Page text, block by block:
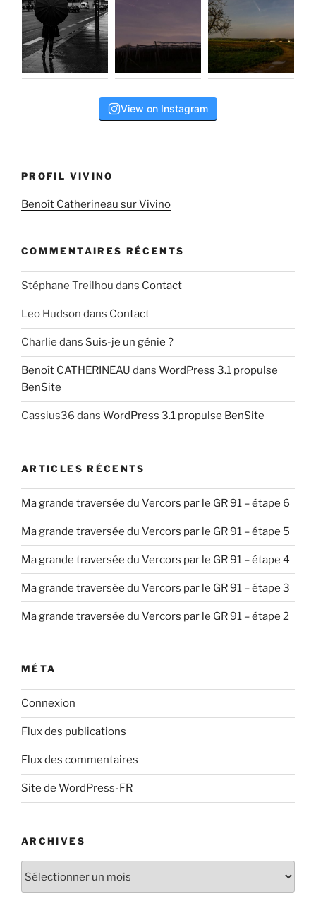
View on Instagram
PROFIL VIVINO
Benoît Catherineau sur Vivino
COMMENTAIRES RÉCENTS
Stéphane Treilhou dans Contact
Leo Hudson dans Contact
Charlie dans Suis-je un génie ?
Benoît CATHERINEAU dans WordPress 3.1 propulse
BenSite
Cassius36 dans WordPress 3.1 propulse BenSite
ARTICLES RÉCENTS
Ma grande traversée du Vercors par le GR 91 – étape 6
Ma grande traversée du Vercors par le GR 91 – étape 5
Ma grande traversée du Vercors par le GR 91 – étape 4
Ma grande traversée du Vercors par le GR 91 – étape 3
Ma grande traversée du Vercors par le GR 91 – étape 2
MÉTA
Connexion
Flux des publications
Flux des commentaires
Site de WordPress-FR
ARCHIVES